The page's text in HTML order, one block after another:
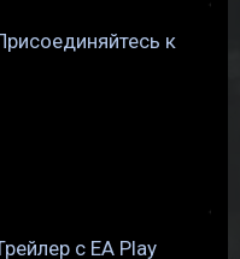
к
с EA Play